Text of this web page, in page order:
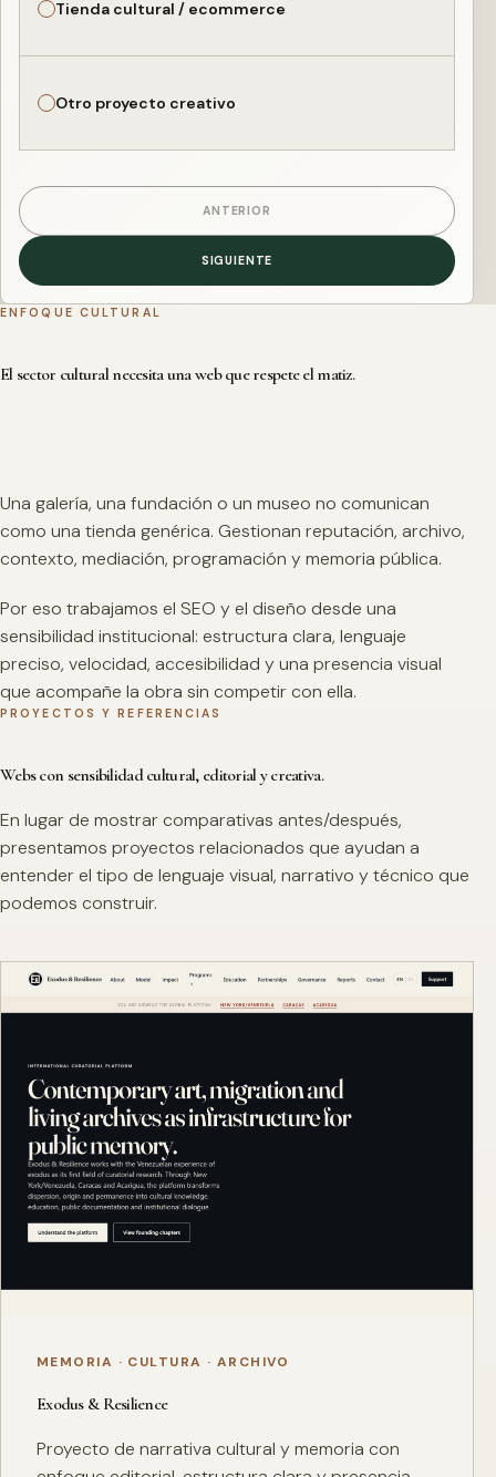
Tienda cultural / ecommerce
Otro proyecto creativo
ANTERIOR
SIGUIENTE
ENFOQUE CULTURAL
El sector cultural necesita una web que respete el matiz.
Una galería, una fundación o un museo no comunican
como una tienda genérica. Gestionan reputación, archivo,
contexto, mediación, programación y memoria pública.
Por eso trabajamos el SEO y el diseño desde una
sensibilidad institucional: estructura clara, lenguaje
preciso, velocidad, accesibilidad y una presencia visual
que acompañe la obra sin competir con ella.
PROYECTOS Y REFERENCIAS
Webs con sensibilidad cultural, editorial y creativa.
En lugar de mostrar comparativas antes/después,
presentamos proyectos relacionados que ayudan a
entender el tipo de lenguaje visual, narrativo y técnico que
podemos construir.
MEMORIA · CULTURA · ARCHIVO
Exodus & Resilience
Proyecto de narrativa cultural y memoria con